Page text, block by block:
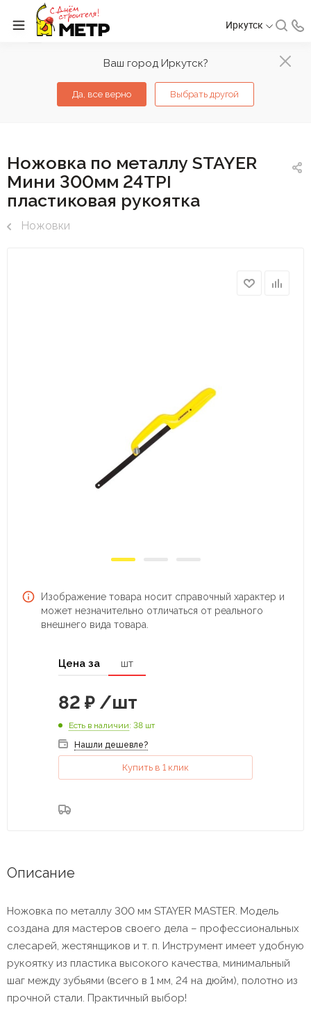
Ваш город Иркутск?
Да, все верно Выбрать другой
Иркутск
Ножовка по металлу STAYER
Мини 300мм 24TPI
пластиковая рукоятка
Ножовки
Изображение товара носит справочный характер и
может незначительно отличаться от реального
внешнего вида товара.
Цена за шт
82 ₽ /шт
Есть в наличии: 38 шт
Нашли дешевле?
Купить в 1 клик
Описание
Ножовка по металлу 300 мм STAYER MASTER. Модель
создана для мастеров своего дела – профессиональных
слесарей, жестянщиков и т. п. Инструмент имеет удобную
рукоятку из пластика высокого качества, минимальный
шаг между зубьями (всего в 1 мм, 24 на дюйм), полотно из
прочной стали. Практичный выбор!